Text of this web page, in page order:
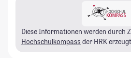
Diese Informationen werden durch
Hochschulkompass der HRK